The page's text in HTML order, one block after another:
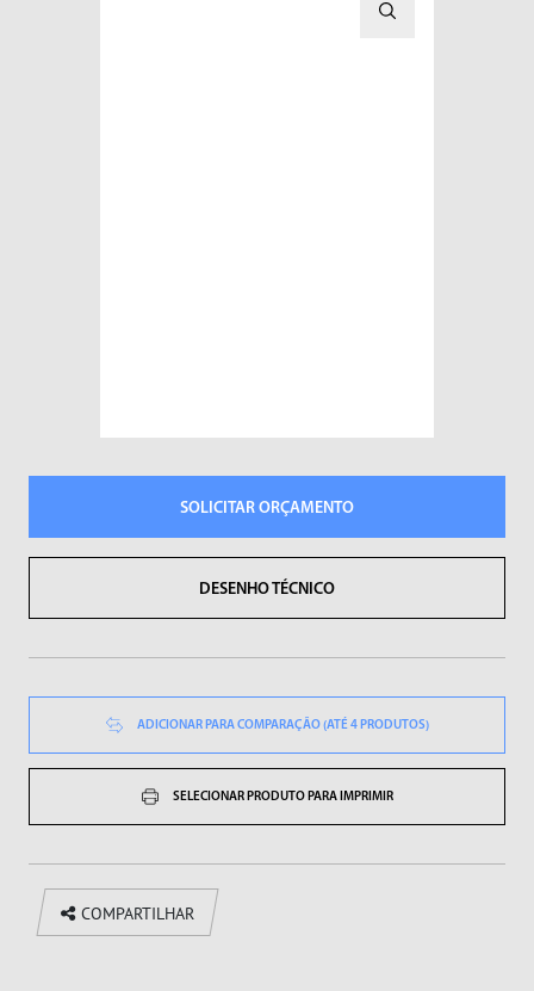
SOLICITAR ORÇAMENTO
DESENHO TÉCNICO
ADICIONAR PARA COMPARAÇÃO (ATÉ 4 PRODUTOS)
SELECIONAR PRODUTO PARA IMPRIMIR
COMPARTILHAR